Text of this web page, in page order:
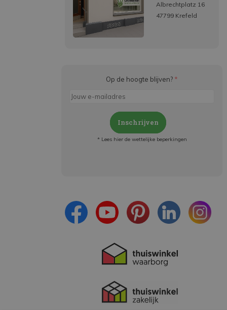
Albrechtplatz 16
47799 Krefeld
Op de hoogte blijven? *
Inschrijven
* Lees hier de wettelijke beperkingen